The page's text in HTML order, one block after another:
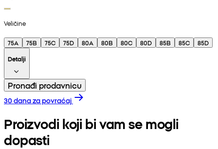
Veličine
75A 75B 75C 75D 80A 80B 80C 80D 85B 85C
85D
Detalji
Pronađi prodavnicu
30 dana za povraćaj
Proizvodi koji bi vam se mogli
dopasti